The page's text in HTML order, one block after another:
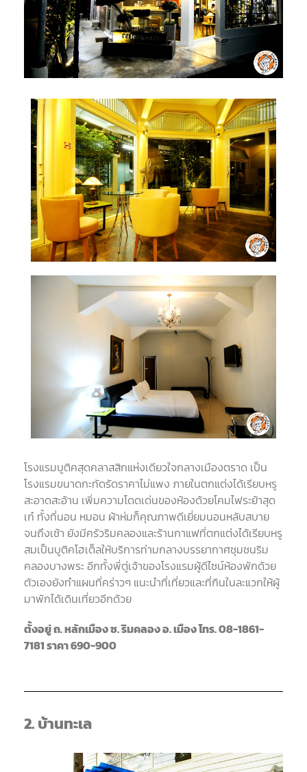
โรงแรมบูติคสุดคลาสสิกแห่งเดียวใจกลางเมืองตราด เป็น
โรงแรมขนาดกะทัดรัดราคาไม่แพง ภายในตกแต่งได้เรียบหรู
สะอาดสะอ้าน เพิ่มความโดดเด่นของห้องด้วยโคมไฟระย้าสุด
เก๋ ทั้งที่นอน หมอน ผ้าห่มก็คุณภาพดีเยี่ยมนอนหลับสบาย
จนถึงเช้า ยังมีครัวริมคลองและร้านกาแฟที่ตกแต่งได้เรียบหรู
สมเป็นบูติคโฮเต็ลให้บริการท่ามกลางบรรยากาศชุมชนริม
คลองบางพระ อีกทั้งพี่ตู่เจ้าของโรงแรมผู้ดีไซน์ห้องพักด้วย
ตัวเองยังทำแผนที่คร่าวๆ แนะนำที่เที่ยวและที่กินในละแวกให้ผู้
มาพักได้เดินเที่ยวอีกด้วย
ตั้งอยู่ ถ. หลักเมือง ซ. ริมคลอง อ. เมือง โทร. 08-1861-
7181 ราคา 690-900
2. บ้านทะเล